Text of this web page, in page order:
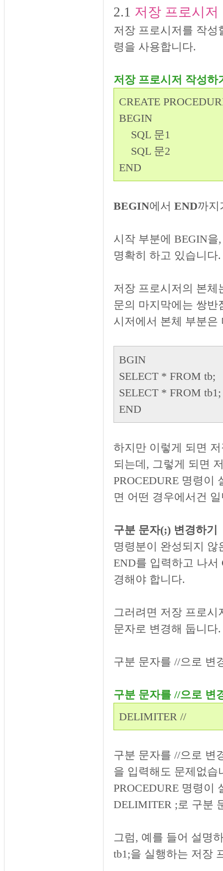
2.1 저장 프로시저
저장 프로시저를 작성
령을 사용합니다.
저장 프로시저 작성하
CREATE
BEGIN
SQL 문1
SQL 문2
END
BEGIN에서 END까지
시작 부분에 BEGIN
명확히 하고 있습니다.
저장 프로시저의 본체
문의 마지막에는 쌍반
시저에서 본체 부분은
BGIN
SELECT * FROM tb;
SELECT * FROM tb1;
END
하지만 이렇게 되면
되는데, 그렇게 되면
PROCEDURE 명령이
면 어떤 경우에서건
구분 문자(;) 변경하기
명령분이 완성되지
END를 입력하고 나서
경해야 합니다.
그러려면 저장 프로시
문자로 변경해 둡니다
구분 문자를 //으로 변
구분 문자를 //으로 변
DELIMITER //
구분 문자를 //으로 변
을 입력해도 문제없습
PROCEDURE 명령이
DELIMITER ;로 구분
그럼, 예를 들어 설명
tb1;을 실행하는 저장